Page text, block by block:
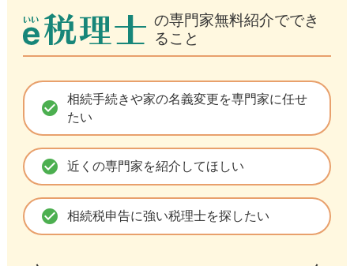
の専門家無料紹介ででき
ること
check_circle
相続手続きや家の名義変更を専門家に任せ
たい
check_circle 近くの専門家を紹介してほしい
check_circle 相続税申告に強い税理士を探したい